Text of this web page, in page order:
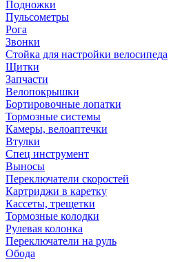
Подножки
Пульсометры
Рога
Звонки
Стойка для настройки велосипеда
Щитки
Запчасти
Велопокрышки
Бортировочные лопатки
Тормозные системы
Камеры, велоаптечки
Втулки
Спец инструмент
Выносы
Переключатели скоростей
Картриджи в каретку
Кассеты, трещетки
Тормозные колодки
Рулевая колонка
Переключатели на руль
Обода